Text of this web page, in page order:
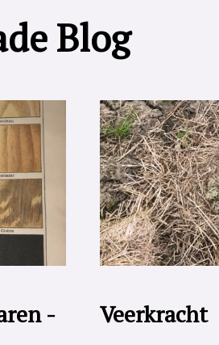
Blog
-
Veerkracht